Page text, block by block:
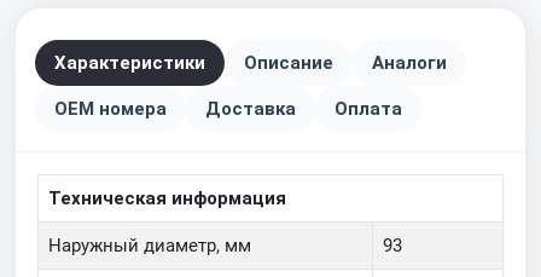
Характеристики Описание Аналоги
OEM номера Доставка Оплата
Техническая информация
Наружный диаметр, мм 93